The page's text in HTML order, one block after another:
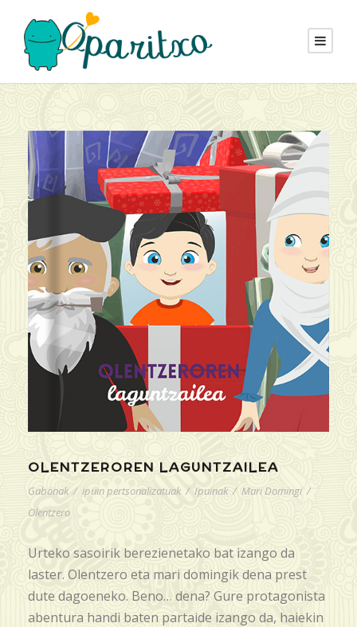
OLENTZEROREN LAGUNTZAILEA
Gabonak / ipuin pertsonalizatuak / Ipuinak / Mari Domingi /
Olentzero
Urteko sasoirik berezienetako bat izango da
laster. Olentzero eta mari domingik dena prest
dute dagoeneko. Beno… dena? Gure protagonista
abentura handi baten partaide izango da, haiekin